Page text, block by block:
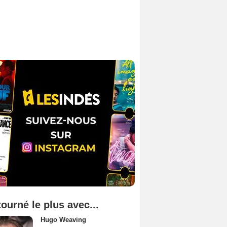
le plus avec...
Hugo Weaving